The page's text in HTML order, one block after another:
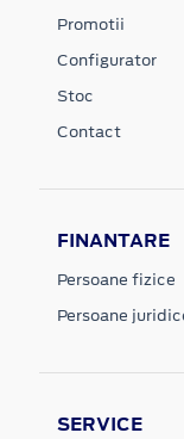
Promotii
Configurator
Stoc
Contact
FINANTARE
Persoane fizice
Persoane
SERVICE